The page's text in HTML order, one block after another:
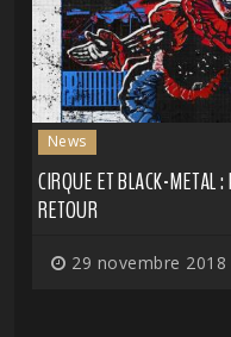
News
CIRQUE ET BLACK-METAL
RETOUR
29 novembre 2018